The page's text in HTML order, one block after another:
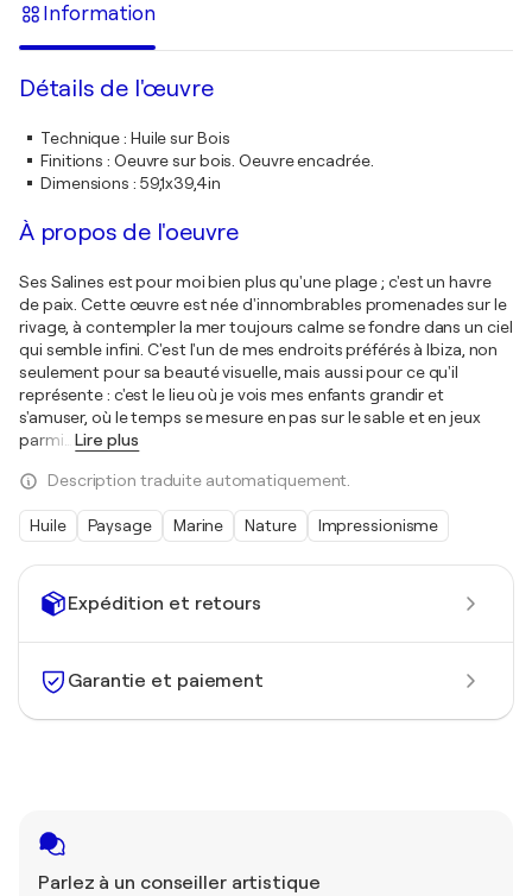
Expédition et retours
Garantie et paiement
Parlez à un conseiller artistique
Information
Détails de l'œuvre
Technique: Huile sur Bois
Finitions : Oeuvre sur bois. Oeuvre encadrée.
Dimensions : 59,1x39,4in
À propos de l'oeuvre
Ses Salines est pour moi bien plus qu'une plage ; c'est un havre
de paix. Cette œuvre est née d'innombrables promenades sur le
rivage, à contempler la mer toujours calme se fondre dans un ciel
qui semble infini. C'est l'un de mes endroits préférés à Ibiza, non
seulement pour sa beauté visuelle, mais aussi pour ce qu'il
représente : c'est le lieu où je vois mes enfants grandir et
s'amuser, où le temps se mesure en pas sur le sable et en jeux
parmi
Lire plus
Description traduite automatiquement.
Huile Paysage Marine Nature Impressionisme